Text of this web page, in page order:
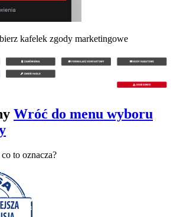
kafelek zgody marketingowe
Wróć do menu wyboru
to oznacza?